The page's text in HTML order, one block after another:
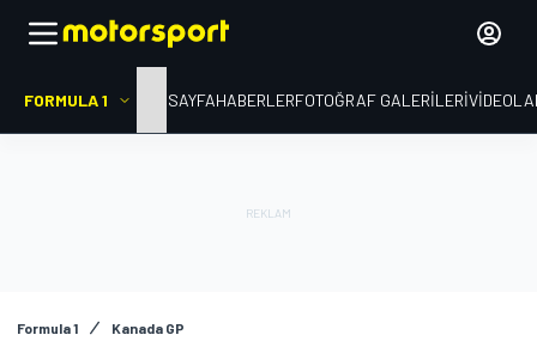
FORMULA 1 ANA SAYFAHABERLERFOTOĞRAF GALERILERI
Formula 1 Kanada GP